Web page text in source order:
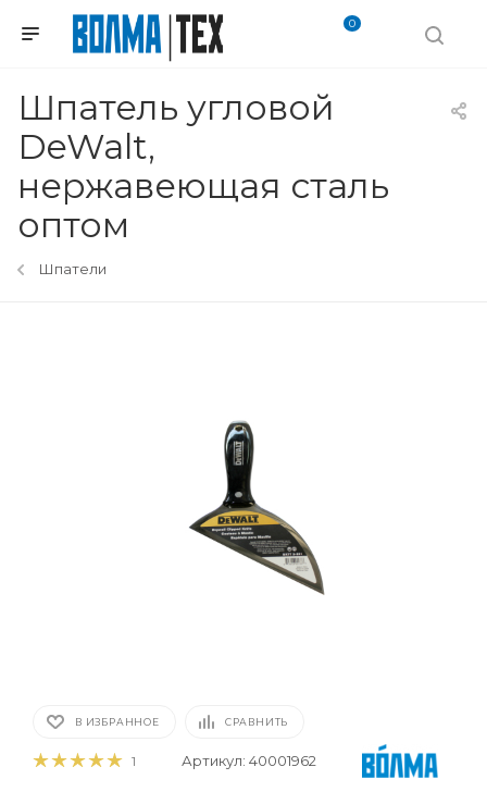
0
Шпатель угловой
DeWalt,
нержавеющая сталь
оптом
Шпатели
В ИЗБРАННОЕ СРАВНИТЬ
1 Артикул: 40001962